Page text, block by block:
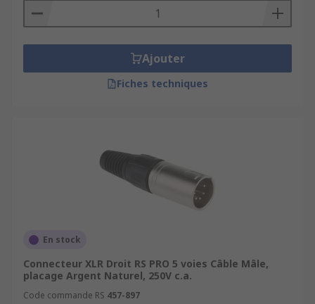
Ajouter
Fiches techniques
En stock
Connecteur XLR Droit RS PRO 5 voies Câble Mâle,
placage Argent Naturel, 250V c.a.
Code commande RS 457-897